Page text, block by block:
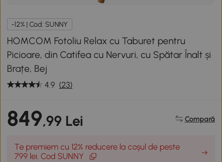
-12% | Cod: SUNNY
HOMCOM Fotoliu Relax cu Taburet pentru
Picioare, din Catifea cu Nervuri, cu Spătar Înalt și
Brațe, Bej
4.9 (23)
849,99 Lei Compară
Te premiem cu 12% reducere la coșul de peste
799 lei. Cod SUNNY